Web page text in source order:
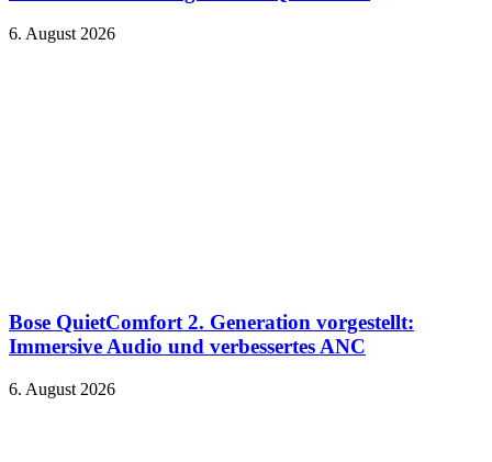
6. August 2026
Bose QuietComfort 2. Generation vorgestellt:
Immersive Audio und verbessertes ANC
6. August 2026